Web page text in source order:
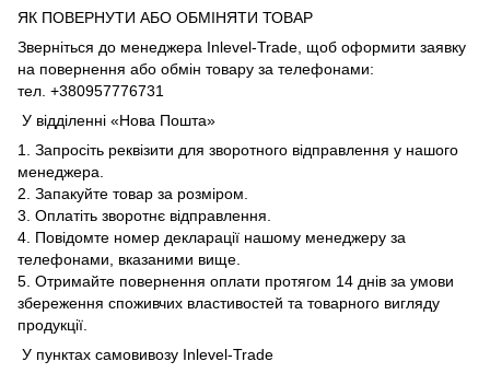
ЯК ПОВЕРНУТИ АБО ОБМІНЯТИ ТОВАР
Зверніться до менеджера Inlevel-Trade, щоб оформити заявку
на повернення або обмін товару за телефонами:
тел. +380957776731
У відділенні «Нова Пошта»
1. Запросіть реквізити для зворотного відправлення у нашого
менеджера.
2. Запакуйте товар за розміром.
3. Оплатіть зворотнє відправлення.
4. Повідомте номер декларації нашому менеджеру за
телефонами, вказаними вище.
5. Отримайте повернення оплати протягом 14 днів за умови
збереження споживчих властивостей та товарного вигляду
продукції.
У пунктах самовивозу Inlevel-Trade